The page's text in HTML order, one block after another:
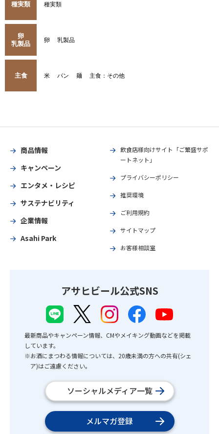
種実類 種実類
卵
乳製品
卵 乳製品
主食 米 パン 麺 主食：その他
商品情報
キャンペーン
エンタメ・レシピ
サステナビリティ
企業情報
Asahi Park
飲食店様向けサイト「ご繁盛サポ
ートネット」
プライバシーポリシー
推奨環境
ご利用規約
サイトマップ
お客様相談室
アサヒビール公式SNS
最新商品やキャンペーン情報、CMやメイキング動画などを掲載
しています。
※お酒にまつわる情報については、20歳未満の方への共有(シェ
ア)はご遠慮ください。
ソーシャルメディア一覧
メルマガ登録